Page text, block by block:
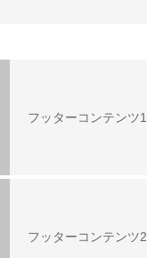
フッターコンテンツ1
フッターコンテンツ2